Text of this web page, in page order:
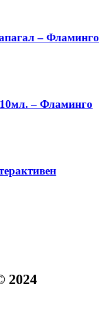
– Фламинго
– Фламинго
2024